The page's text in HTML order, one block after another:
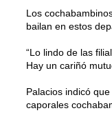
Los
bailan en estos
“Lo lindo de las
Hay un cariñó
Palacios indicó
caporales